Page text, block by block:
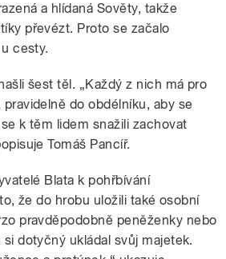
a hlídaná Sověty, takže
převézt. Proto se začalo
cesty.
šest těl. „Každý z nich má pro
do obdélníku, aby se
k těm lidem snažili zachovat
Tomáš Pancíř.
Blata k pohřbívání
že do hrobu uložili také osobní
pravděpodobně peněženky nebo
dotyčný ukládal svůj majetek.